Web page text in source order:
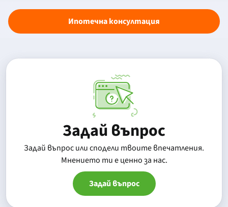
Ипотечна консултация
Задай въпрос
Задай въпрос или сподели твоите впечатления.
Mнението ти е ценно за нас.
Задай въпрос